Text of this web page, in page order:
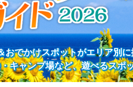
でかけスポットがエリア別
キャンプ場など、遊べるスポ